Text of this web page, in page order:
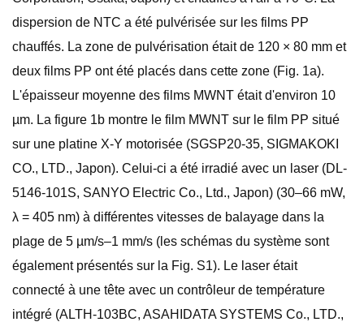
dispersion de NTC a été pulvérisée sur les films PP
chauffés. La zone de pulvérisation était de 120 × 80 mm et
deux films PP ont été placés dans cette zone (Fig. 1a).
L'épaisseur moyenne des films MWNT était d'environ 10
µm. La figure 1b montre le film MWNT sur le film PP situé
sur une platine X-Y motorisée (SGSP20-35, SIGMAKOKI
CO., LTD., Japon). Celui-ci a été irradié avec un laser (DL-
5146-101S, SANYO Electric Co., Ltd., Japon) (30–66 mW,
λ = 405 nm) à différentes vitesses de balayage dans la
plage de 5 µm/s–1 mm/s (les schémas du système sont
également présentés sur la Fig. S1). Le laser était
connecté à une tête avec un contrôleur de température
intégré (ALTH-103BC, ASAHIDATA SYSTEMS Co., LTD.,